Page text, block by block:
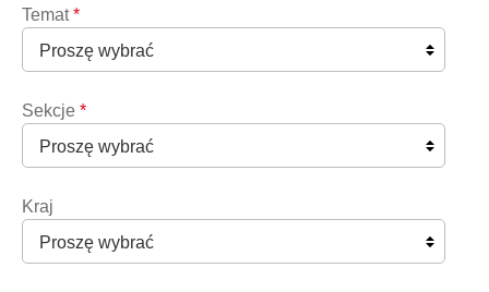
Temat *
Sekcje *
Kraj